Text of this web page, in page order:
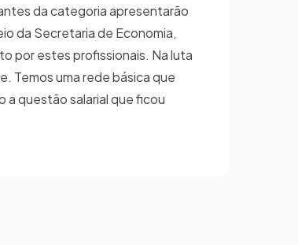
da categoria apresentarão
da Secretaria de Economia,
por estes profissionais. Na luta
Temos uma rede básica que
questão salarial que ficou